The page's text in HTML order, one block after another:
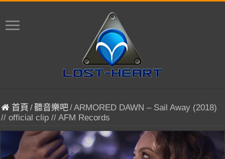
首頁 /聽音樂吧/ARMORED DAWN – Sail Away (2018)
// official clip // AFM Records